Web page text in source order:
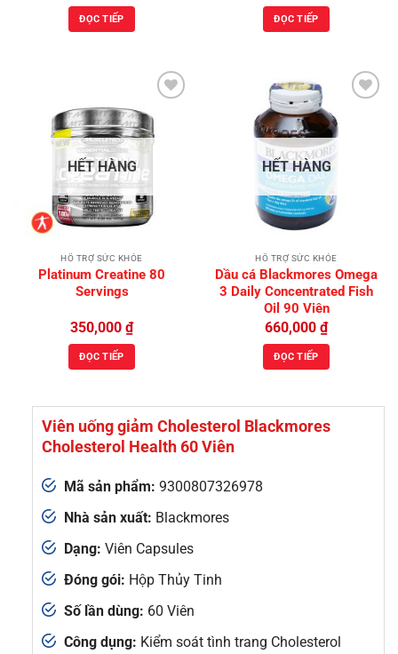
ĐỌC TIẾP ĐỌC TIẾP
Add to
HẾT HÀNG
HỖ TRỢ SỨC KHỎE
Platinum Creatine 80
Servings
350,000 ₫
ĐỌC TIẾP
HẾT HÀNG
HỖ TRỢ SỨC KHỎE
Dầu cá Blackmores Omega
3 Daily Concentrated Fish
Oil 90 Viên
660,000 ₫
ĐỌC TIẾP
Viên uống giảm Cholesterol Blackmores
Cholesterol Health 60 Viên
Mã sản phẩm: 9300807326978
Nhà sản xuất: Blackmores
Dạng: Viên Capsules
Đóng gói: Hộp Thủy Tinh
Số lần dùng: 60 Viên
Công dụng: Kiểm soát tình trang Cholesterol